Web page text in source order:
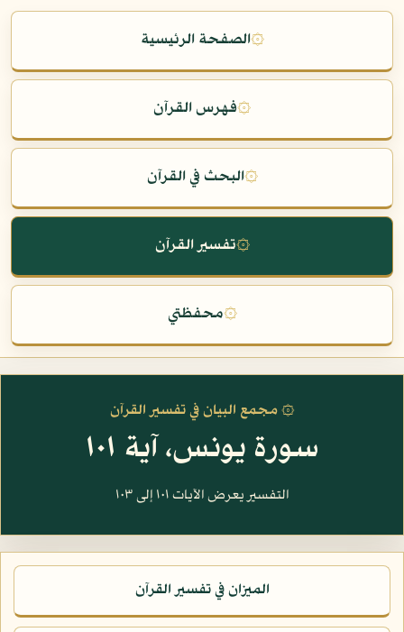
۞الصفحة الرئيسية
۞فهرس القرآن
۞البحث في القرآن
۞تفسير القرآن
۞محفظتي
۞ مجمع البيان في تفسير القرآن
سورة يونس، آية ١٠١
التفسير يعرض الآيات ١٠١ إلى ١٠٣
الميزان في تفسير القرآن